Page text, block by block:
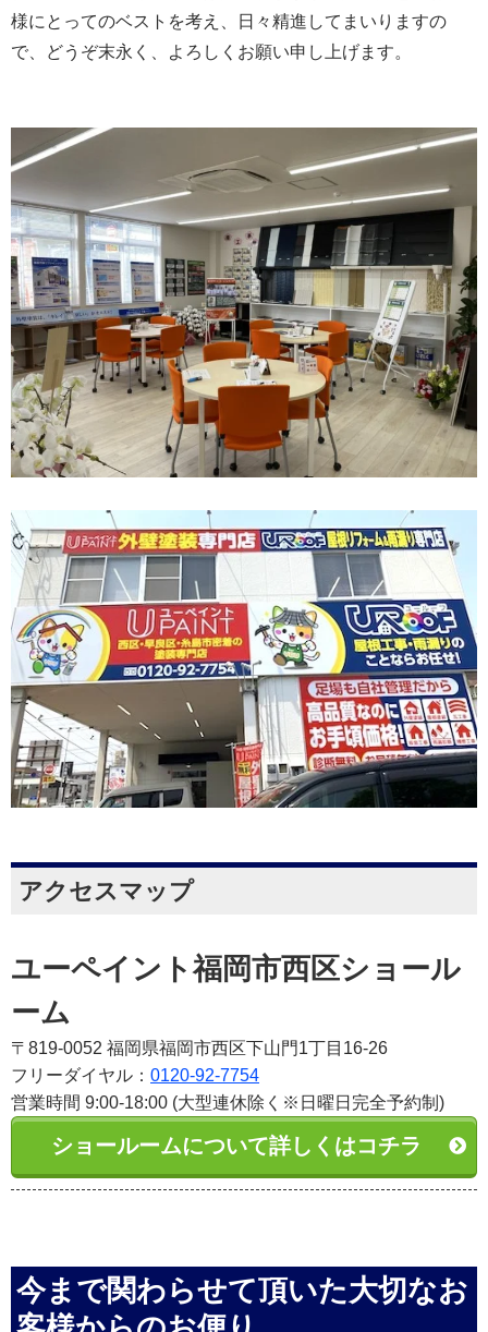
様にとってのベストを考え、日々精進してまいりますの
で、どうぞ末永く、よろしくお願い申し上げます。
アクセスマップ
ユーペイント福岡市西区ショール
ーム
〒819-0052 福岡県福岡市西区下山門1丁目16-26
フリーダイヤル： 0120-92-7754
営業時間 9:00-18:00 (大型連休除く※日曜日完全予約制)
ショールームについて詳しくはコチラ
今まで関わらせて頂いた大切なお